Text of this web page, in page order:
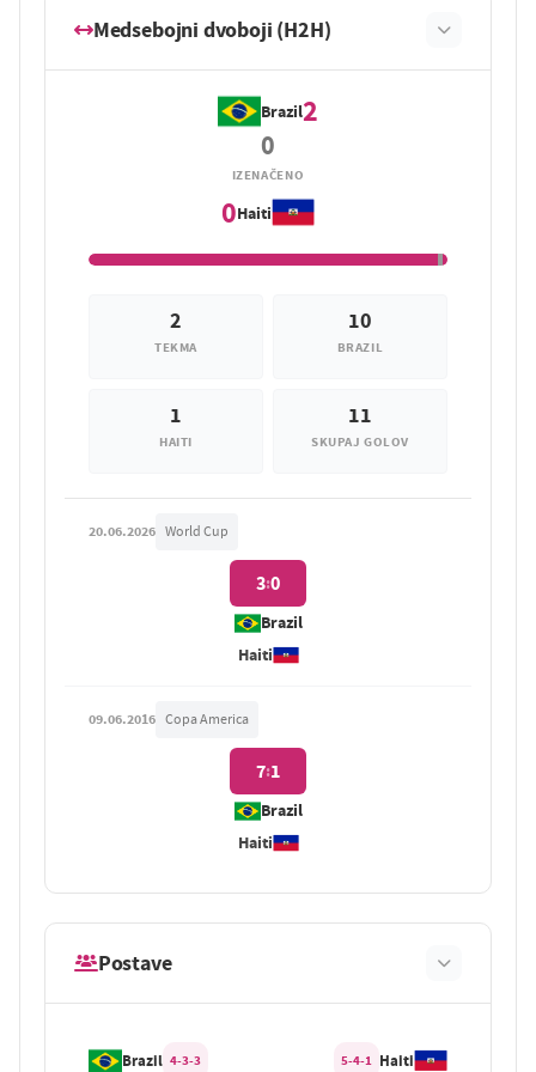
Medsebojni dvoboji (H2H)
Brazil2
0
IZENAČENO
0Haiti
2
TEKMA
10
BRAZIL
1
HAITI
11
SKUPAJ GOLOV
20.06.2026 World Cup
Brazil
3:0
Haiti
09.06.2016 Copa America
Brazil
7:1
Haiti
Postave
Brazil 4-3-3 Haiti
5-4-1